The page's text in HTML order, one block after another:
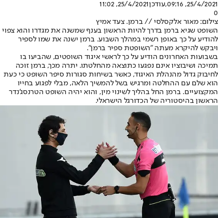
25/4/2021, 09:16
,עודכן25/4/2021, 11:02
0
צילום: מאור אלקסלסי // ברמן. צעד אמיץ
השופט שגיא ברמן בדרך להיות הראשון בענף שמשנה את מגדרו והוא צפוי
להודיע על כך באופן רשמי במהלך השבוע. ברמן ישנה את שמו לספיר
ויבקש להיקרא מעתה "השופטת ספיר ברמן".
בשבועות האחרונים הודיע על כך לראשי איגוד השופטים, שהביעו בו
תמיכה ושיבוציו אינם נפגעו כתוצאה מהחלטתו. יתרה מכך, ברמן זוכה
לחיבוק גדול מהנהלת האיגוד, כאשר בשיחות סגורות סיפר השופט כי כעת
הוא שלם עם ההחלטה ומרגיש בשל להמשיך הלאה, מבלי לפגוע בחייו
המקצועיים. ברמן החל בהליך לשינוי מין, והוא יהיה השופט הטרנסג'נדר
הראשון בהיסטוריה של הכדורגל הישראלי.